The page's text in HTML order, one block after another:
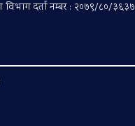
विभाग दर्ता नम्बर : २०७९/८०/३६३७